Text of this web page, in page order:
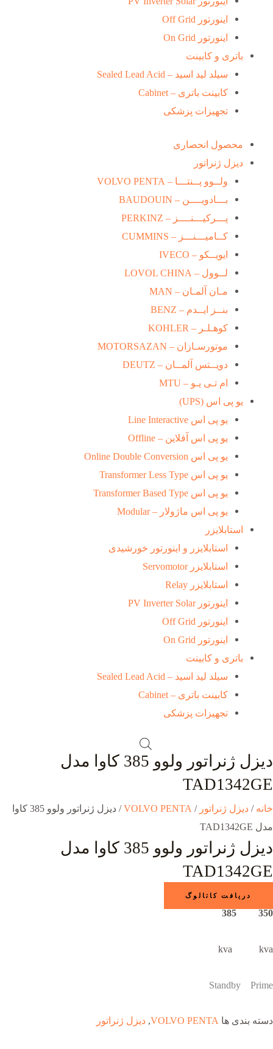
اینورتور Off Grid
اینورتور On Grid
باتری و کابینت
سیلد لید اسید – Sealed Lead Acid
کابینت باتری – Cabinet
تجهیزات پزشکی
محصول انحصاری
دیزل ژنراتور
ولــوو پــنتـــا – VOLVO PENTA
بـــادویــــن – BAUDOUIN
پـــرکیـــنــــز – PERKINZ
کــامیـــنـــز – CUMMINS
ایویــکو – IVECO
لــوول – LOVOL CHINA
مـان آلمـان – MAN
بنــز ایــدم – BENZ
کوهـلـر – KOHLER
موتورسـازان – MOTORSAZAN
دویــتس آلمــان – DEUTZ
ام تـی یـو – MTU
یو پی اس (UPS)
یو پی اس Line Interactive
یو پی اس آفلاین – Offline
یو پی اس Online Double Conversion
یو پی اس Transformer Less Type
یو پی اس Transformer Based Type
یو پی اس ماژولار – Modular
استابلایزر
استابلایزر و اینورتور خورشیدی
استابلایزر Servomotor
استابلایزر Relay
اینورتور PV Inverter Solar
اینورتور Off Grid
اینورتور On Grid
باتری و کابینت
سیلد لید اسید – Sealed Lead Acid
کابینت باتری – Cabinet
تجهیزات پزشکی
دیزل ژنراتور ولوو 385 کاوا مدل
TAD1342GE
خانه / دیزل ژنراتور /
VOLVO PENTA
/ دیزل ژنراتور ولوو 385 کاوا
مدل TAD1342GE
دیزل ژنراتور ولوو 385 کاوا مدل
TAD1342GE
دریافت کاتالوگ
350 385
kva kva
Standby Prime
دسته بندی ها VOLVO PENTA
, دیزل ژنراتور